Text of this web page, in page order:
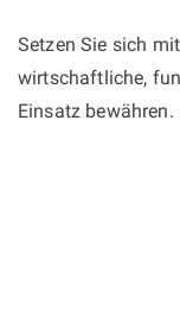
Setzen Sie sich
wirtschaftliche,
Einsatz bewähren.